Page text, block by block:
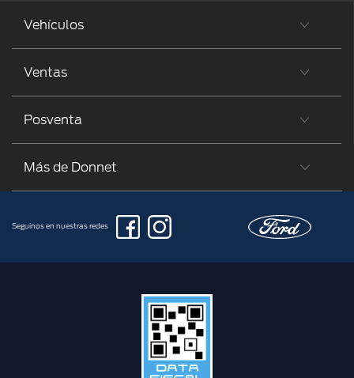
Vehículos
Ventas
Posventa
Más de Donnet
Seguinos en nuestras redes